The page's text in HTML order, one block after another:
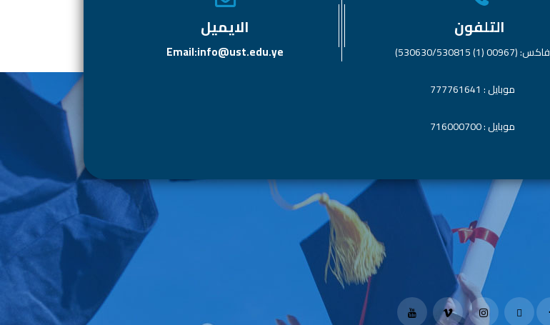
التلفون
فاكس: (00967 (1) 530630/530815)
موبايل : 777761641
موبايل : 716000700
الايميل
Email:info@ust.edu.ye